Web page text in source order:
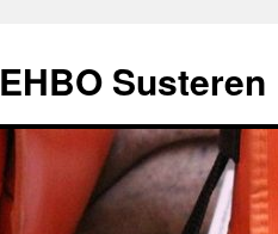
EHBO Susteren